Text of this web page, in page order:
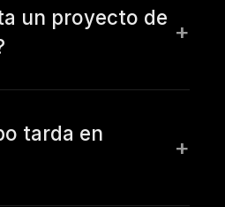
un proyecto de
tarda en